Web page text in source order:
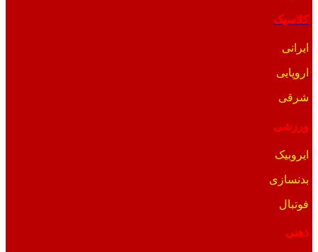
کلاسیک
ایرانی
اروپایی
شرقی
ورزشی
ایروبیک
بدنسازی
فوتبال
ذهنی